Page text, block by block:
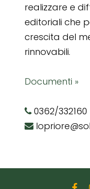
realizzare e
editoriali che
crescita del
rinnovabili.
Documenti »
0362/332160